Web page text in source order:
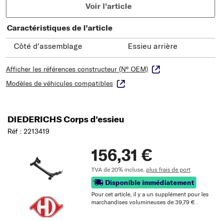
Voir l'article
Caractéristiques de l'article
Côté d'assemblage
Essieu arrière
Afficher les références constructeur (N° OEM)
Modèles de véhicules compatibles
DIEDERICHS Corps d'essieu
Réf : 2213419
156,31 €
TVA de 20% incluse, plus frais de port
Disponible immédiatement
Pour cet article, il y a un supplément pour les
marchandises volumineuses de 39,79 € .